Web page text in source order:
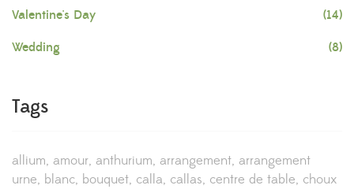
Valentine's Day (14)
Wedding (8)
Tags
allium amour anthurium arrangement arrangement
urne blanc bouquet calla callas centre de table choux